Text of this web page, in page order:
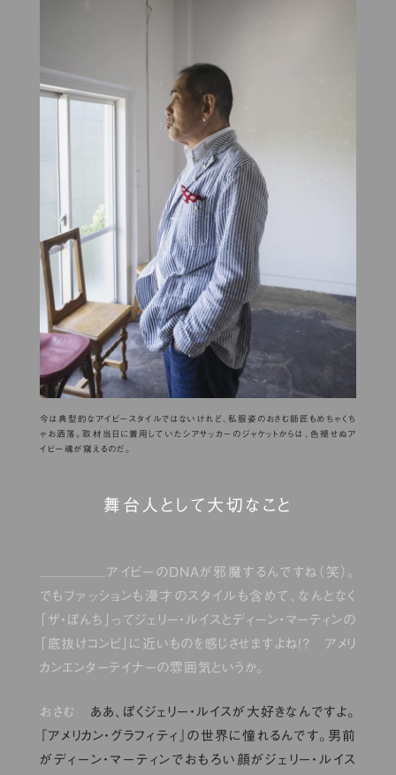
今は典型的なアイビースタイルではないけれど、私服姿のおさむ師匠もめちゃくち
ゃお洒落。取材当日に着用していたシアサッカーのジャケットからは、色褪せぬア
イビー魂が窺えるのだ。
舞台人として大切なこと
アイビーのDNAが邪魔するんですね（笑）。
でもファッションも漫才のスタイルも含めて、なんとなく
「ザ・ぼんち」ってジェリー・ルイスとディーン・マーティンの
「底抜けコンビ」に近いものを感じさせますよね!? アメリ
カンエンターテイナーの雰囲気というか。
おさむ
ああ、ぼくジェリー・ルイスが大好きなんですよ。
『アメリカン・グラフィティ』の世界に憧れるんです。男前
がディーン・マーティンでおもろい顔がジェリー・ルイス